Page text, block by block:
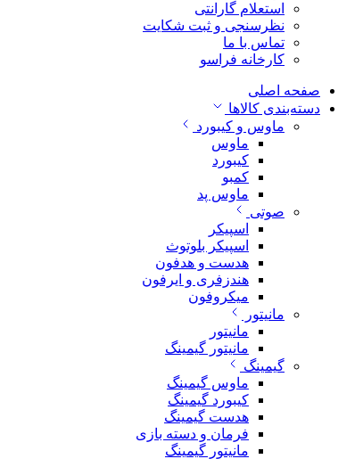
استعلام گارانتی
نظرسنجی و ثبت شکایت
تماس با ما
کارخانه فراسو
صفحه اصلی
دسته‌بندی کالاها
ماوس و کیبورد
ماوس
کیبورد
کمبو
ماوس پد
صوتی
اسپیکر
اسپیکر بلوتوث
هدست و هدفون
هندزفری و ایرفون
میکروفون
مانیتور
مانیتور
مانیتور گیمینگ
گیمینگ
ماوس گیمینگ
کیبورد گیمینگ
هدست گیمینگ
فرمان و دسته بازی
مانیتور گیمینگ